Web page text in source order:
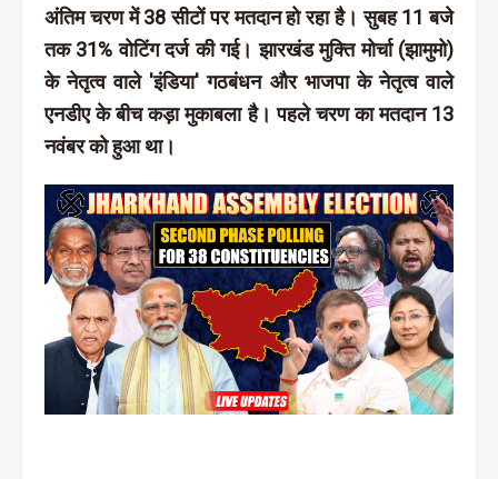
अंतिम चरण में 38 सीटों पर मतदान हो रहा है। सुबह 11 बजे
तक 31% वोटिंग दर्ज की गई। झारखंड मुक्ति मोर्चा (झामुमो)
के नेतृत्व वाले 'इंडिया' गठबंधन और भाजपा के नेतृत्व वाले
एनडीए के बीच कड़ा मुकाबला है। पहले चरण का मतदान 13
नवंबर को हुआ था।